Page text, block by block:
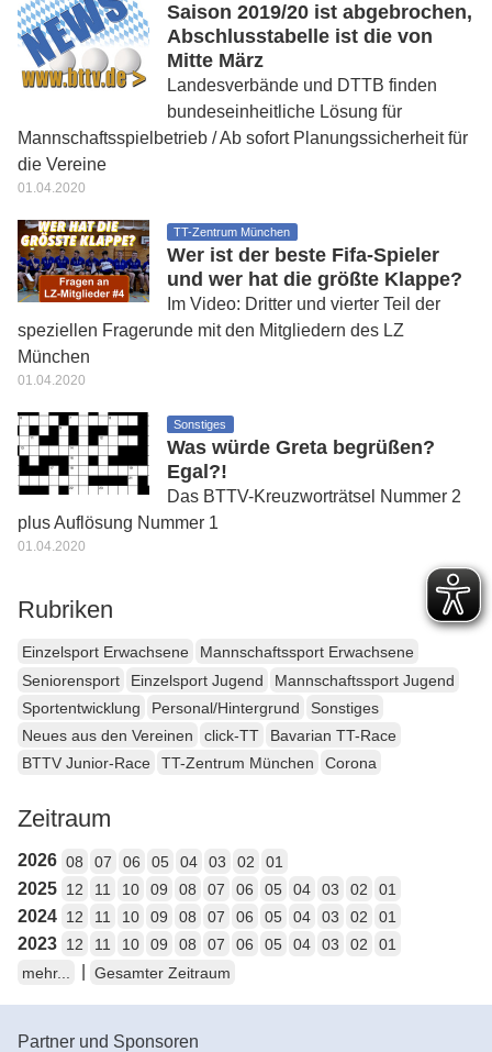
Saison 2019/20 ist abgebrochen,
Abschlusstabelle ist die von
Mitte März
Landesverbände und DTTB finden
bundeseinheitliche Lösung für
Mannschaftsspielbetrieb / Ab sofort Planungssicherheit für
die Vereine
01.04.2020
TT-Zentrum München
Wer ist der beste Fifa-Spieler
und wer hat die größte Klappe?
Im Video: Dritter und vierter Teil der
speziellen Fragerunde mit den Mitgliedern des LZ
München
01.04.2020
Sonstiges
Was würde Greta begrüßen?
Egal?!
Das BTTV-Kreuzworträtsel Nummer 2
plus Auflösung Nummer 1
01.04.2020
Rubriken
Einzelsport Erwachsene
Mannschaftssport Erwachsene
Seniorensport
Einzelsport Jugend
Mannschaftssport Jugend
Sportentwicklung
Personal/Hintergrund
Sonstiges
Neues aus den Vereinen
click-TT
Bavarian TT-Race
BTTV Junior-Race
TT-Zentrum München Corona
Zeitraum
2026 08 07 06 05 04 03 02 01
2025 12 11 10 09 08 07 06 05 04 03 02 01
2024 12 11 10 09 08 07 06 05 04 03 02 01
2023 12 11 10 09 08 07 06 05 04 03 02
01
mehr...
Gesamter Zeitraum
Partner und Sponsoren